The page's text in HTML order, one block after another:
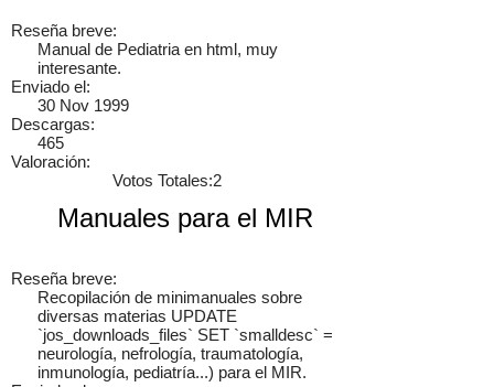
Administratorvínculo avídeo.9 años
Reseña breve:
Manual de Pediatria en html, muy
interesante.
Enviado el:
30 Nov 1999
Descargas:
465
Valoración:
Votos Totales:2
Manuales para el MIR
Reseña breve:
Recopilación de minimanuales sobre
diversas materias UPDATE
`jos_downloads_files` SET `smalldesc` =
neurología, nefrología, traumatología,
inmunología, pediatría...) para el MIR.